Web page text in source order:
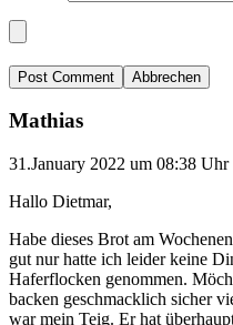
Abbrechen
Mathias
31.January 2022 um 08:38 Uhr
Hallo Dietmar,
Habe dieses Brot am
gut nur hatte ich leider keine
Haferflocken genommen.
backen geschmacklich sicher
war mein Teig. Er hat